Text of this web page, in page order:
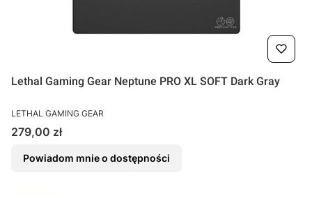
Lethal Gaming Gear Neptune PRO XL SOFT Dark Gray
PRODUCENT
LETHAL GAMING GEAR
Cena
279,00 zł
Powiadom mnie o dostępności